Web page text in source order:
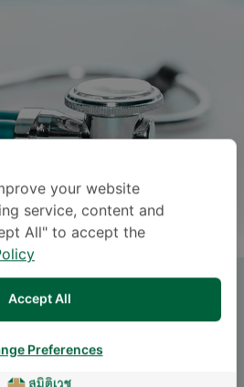
Internal Medicine
Medicine
your website
service, content and
All" to accept the
Accept All
Preferences